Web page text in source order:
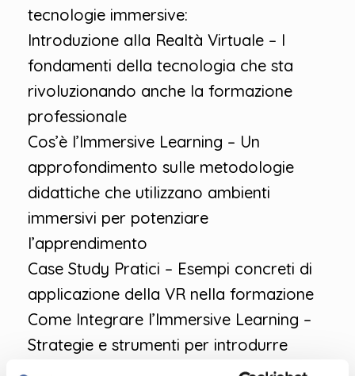
tecnologie immersive:
Introduzione alla Realtà Virtuale – I
fondamenti della tecnologia che sta
rivoluzionando anche la formazione
professionale
Cos’è l’Immersive Learning – Un
approfondimento sulle metodologie
didattiche che utilizzano ambienti
immersivi per potenziare
l’apprendimento
Case Study Pratici – Esempi concreti di
applicazione della VR nella formazione
Come Integrare l’Immersive Learning –
Strategie e strumenti per introdurre
queste tecnologie nei percorsi formativi